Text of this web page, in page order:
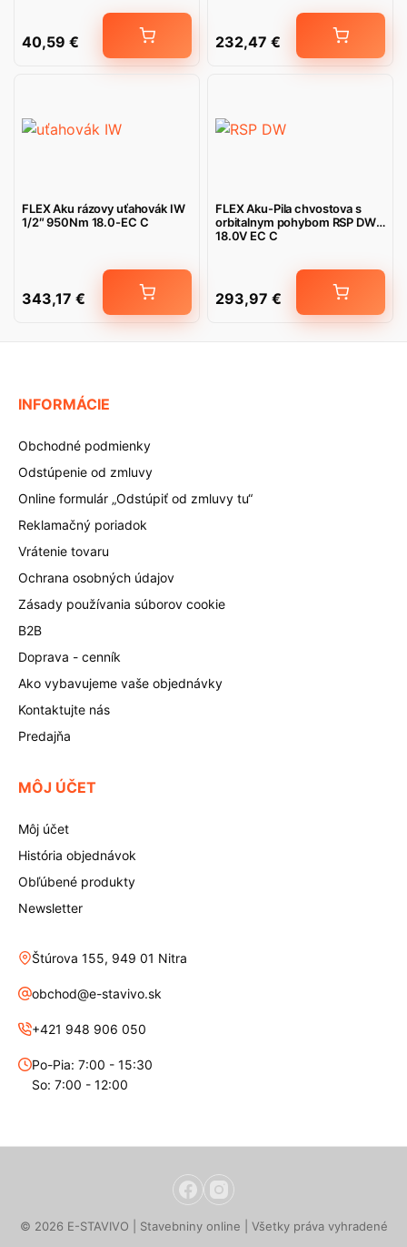
40,59 € 232,47 €
FLEX Aku rázovy uťahovák IW
1/2″ 950Nm 18.0-EC C
343,17 €
FLEX Aku-Pila chvostova s
orbitalnym pohybom RSP DW
18.0V EC C
293,97 €
INFORMÁCIE
Obchodné podmienky
Odstúpenie od zmluvy
Online formulár „Odstúpiť od zmluvy tu“
Reklamačný poriadok
Vrátenie tovaru
Ochrana osobných údajov
Zásady používania súborov cookie
B2B
Doprava - cenník
Ako vybavujeme vaše objednávky
Kontaktujte nás
Predajňa
MÔJ ÚČET
Môj účet
História objednávok
Obľúbené produkty
Newsletter
Štúrova 155, 949 01 Nitra
obchod@e-stavivo.sk
+421 948 906 050
Po-Pia: 7:00 - 15:30
So: 7:00 - 12:00
© 2026 E-STAVIVO | Stavebniny online | Všetky práva vyhradené